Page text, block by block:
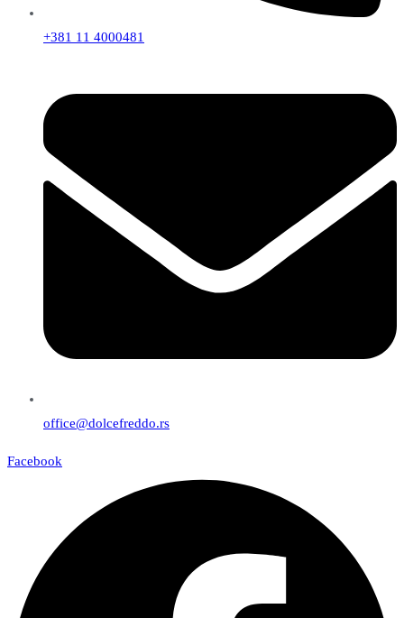
+381 11 4000481
office@dolcefreddo.rs
Facebook